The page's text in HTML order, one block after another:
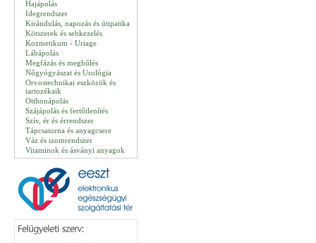
Hajápolás
Idegrendszer
Kirándulás, napozás és útipatika
Kötszerek és sebkezelés
Kozmetikum - Uriage
Lábápolás
Megfázás és meghűlés
Nőgyógyászat és Urológia
Orvostechnikai eszközök és
tartozékaik
Otthonápolás
Szájápolás és fertőtlenítés
Szív, ér és érrendszer
Tápcsatorna és anyagcsere
Váz és izomrendszer
Vitaminok és ásványi anyagok